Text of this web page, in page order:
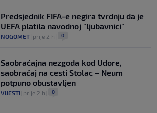
Predsjednik FIFA-e negira tvrdnju da je
UEFA platila navodnoj "ljubavnici"
NOGOMET prije 2 h 0
Saobraćajna nezgoda kod Udore,
saobraćaj na cesti Stolac – Neum
potpuno obustavljen
VIJESTI prije 2 h 0